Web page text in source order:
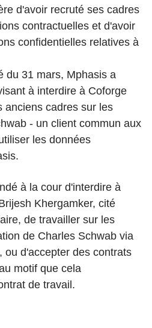
d'avoir recruté ses cadres
contractuelles et d'avoir
confidentielles relatives à
du 31 mars, Mphasis a
à interdire à Coforge
anciens cadres sur les
- un client commun aux
les données
à la cour d'interdire à
Khergamker, cité
de travailler sur les
de Charles Schwab via
ou d'accepter des contrats
motif que cela
de travail.